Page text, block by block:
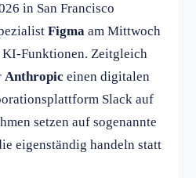
in San Francisco
Figma am Mittwoch
KI-Funktionen. Zeitgleich
Anthropic einen digitalen
Slack auf
setzen auf sogenannte
eigenständig handeln statt